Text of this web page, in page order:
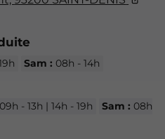
Sam : 08h - 14h
09h - 13h | 14h - 19h Sam : 08h